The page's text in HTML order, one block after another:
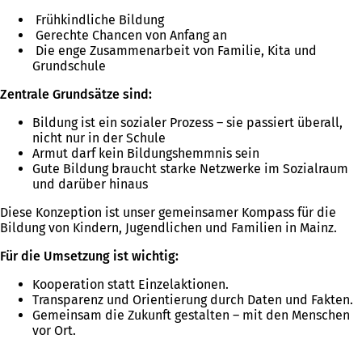
Frühkindliche Bildung
Gerechte Chancen von Anfang an
Die enge Zusammenarbeit von Familie, Kita und
Grundschule
Zentrale Grundsätze sind:
Bildung ist ein sozialer Prozess – sie passiert überall,
nicht nur in der Schule
Armut darf kein Bildungshemmnis sein
Gute Bildung braucht starke Netzwerke im Sozialraum
und darüber hinaus
Diese Konzeption ist unser gemeinsamer Kompass für die
Bildung von Kindern, Jugendlichen und Familien in Mainz.
Für die Umsetzung ist wichtig:
Kooperation statt Einzelaktionen.
Transparenz und Orientierung durch Daten und Fakten.
Gemeinsam die Zukunft gestalten – mit den Menschen
vor Ort.